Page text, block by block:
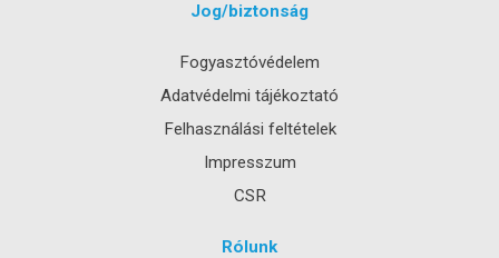
Jog/biztonság
Fogyasztóvédelem
Adatvédelmi tájékoztató
Felhasználási feltételek
Impresszum
CSR
Rólunk